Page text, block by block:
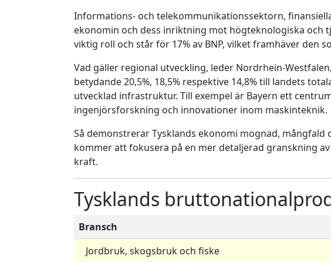
Informations- och telekommunikationssektorn,
ekonomin och dess inriktning mot högteknologiska och
viktig roll och står för 17% av BNP, vilket framhäver den
Vad gäller regional utveckling, leder Nordrhein-
betydande 20,5%, 18,5% respektive 14,8% till landets
utvecklad infrastruktur. Till exempel är Bayern ett
ingenjörsforskning och innovationer inom maskinteknik.
Så demonstrerar Tysklands ekonomi mognad,
kommer att fokusera på en mer detaljerad granskning
kraft.
Tysklands
Bransch
Jordbruk, skogsbruk och fiske